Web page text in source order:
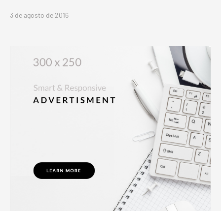
3 de agosto de 2016